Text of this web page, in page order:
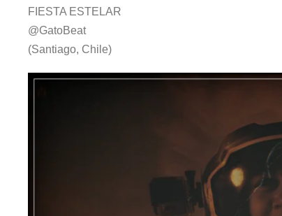
FIESTA ESTELAR
@GatoBeat
(Santiago, Chile)